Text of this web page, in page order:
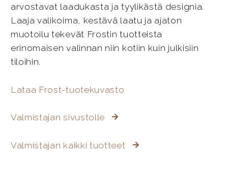
arvostavat laadukasta ja tyylikästä designia.
Laaja valikoima, kestävä laatu ja ajaton
muotoilu tekevät Frostin tuotteista
erinomaisen valinnan niin kotiin kuin julkisiin
tiloihin.
Lataa Frost-tuotekuvasto
Valmistajan sivustolle
Valmistajan kaikki tuotteet